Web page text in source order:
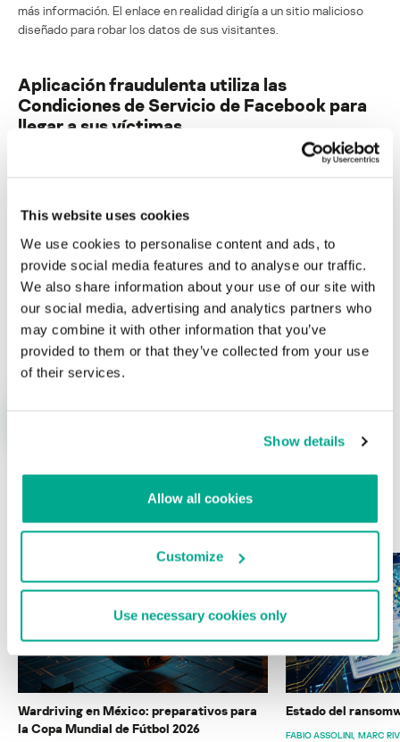
This website uses cookies
We use cookies to personalise content and ads, to
provide social media features and to analyse our traffic.
We also share information about your use of our site with
our social media, advertising and analytics partners who
may combine it with other information that you’ve
provided to them or that they’ve collected from your use
of their services.
Show details
Allow all cookies
Customize
Use necessary cookies only
más información. El enlace en realidad dirigía a un sitio malicioso
diseñado para robar los datos de sus visitantes.
Aplicación fraudulenta utiliza las
Condiciones de Servicio de Facebook para
llegar a sus víctimas
Su dirección de correo electrónico no será publicada. Los
Correo electrónico
ÚLTIMAS PUBLICACIONES
Wardriving en México: preparativos para
la Copa Mundial de Fútbol 2026
Estado del
FABIO ASSOLINI MARC